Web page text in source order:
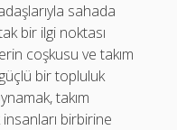
sahada
bir ilgi noktası
coşkusu ve takım
bir topluluk
takım
insanları birbirine